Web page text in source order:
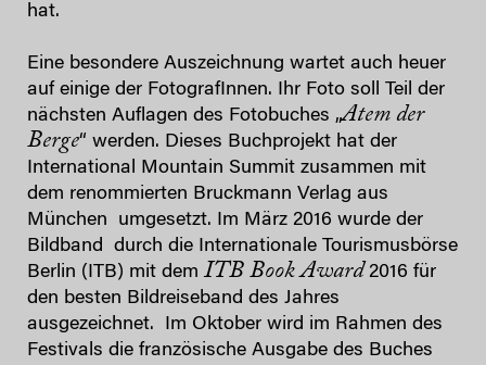
hat.
Eine besondere Auszeichnung wartet auch heuer
auf einige der FotografInnen. Ihr Foto soll Teil der
nächsten Auflagen des Fotobuches „Atem der
Berge“ werden. Dieses Buchprojekt hat der
International Mountain Summit zusammen mit
dem renommierten Bruckmann Verlag aus
München umgesetzt. Im März 2016 wurde der
Bildband durch die Internationale Tourismusbörse
Berlin (ITB) mit dem ITB Book Award2016 für
den besten Bildreiseband des Jahres
ausgezeichnet. Im Oktober wird im Rahmen des
Festivals die französische Ausgabe des Buches